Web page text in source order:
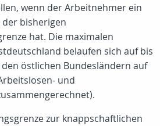
wenn der Arbeitnehmer ein
bisherigen
hat. Die maximalen
belaufen sich auf bis
östlichen Bundesländern auf
und
zur knappschaftlichen